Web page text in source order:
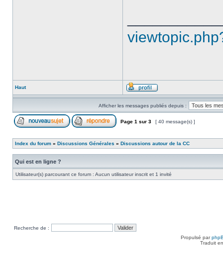
Haut
Afficher les messages publiés depuis :
Page 1 sur 3 [ 40 message(s) ]
Index du forum » Discussions Générales » Discussions autour de la CC
Qui est en ligne ?
Utilisateur(s) parcourant ce forum : Aucun utilisateur inscrit et 1 invité
Recherche de :
Propulsé par
Traduit